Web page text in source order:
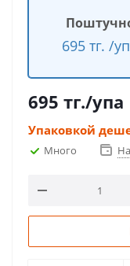
695 тг. /
695 тг./упа
Упаковкой
Много